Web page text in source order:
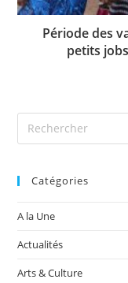
Période des
petits
Catégories
A la Une
Actualités
Arts & Culture